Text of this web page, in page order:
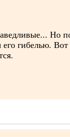
Но
гибелью.